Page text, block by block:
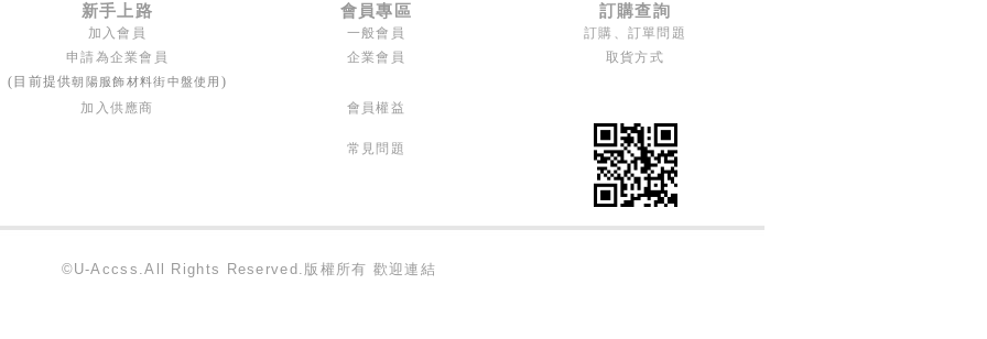
新手上路 會員專區 訂購查詢
加入會員 一般會員
訂購、訂單問題
申請為企業會員
(目前提供朝陽服飾材料街中盤使用 )
企業會員 取貨方式
加入供應商 會員權益
常見問題
©U-Accss.All Rights Reserved.版權所有 歡迎連結